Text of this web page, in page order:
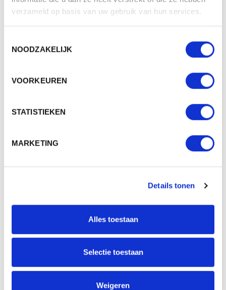
verzameld op basis van uw gebruik van hun services.
NOODZAKELIJK
VOORKEUREN
STATISTIEKEN
MARKETING
Details tonen
Alles toestaan
Selectie toestaan
Weigeren
Aantal in binnenverpaking
12
Artikelen in omdoos
24
Land van herkomst
BESCHIKBARE KLEUREN
PRODUCT SHEETS
3330A - AC WOODSHAFT REGULAR UMBRELLA